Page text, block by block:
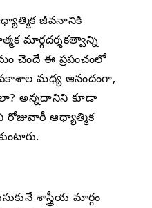
జీవనానికి
మార్గదర్శకత్వాన్ని
చెందే ఈ ప్రపంచంలో
మధ్య ఆనందంగా,
అన్నదానిని కూడా
రోజువారీ ఆధ్యాత్మిక
శాస్త్రీయ మార్గం